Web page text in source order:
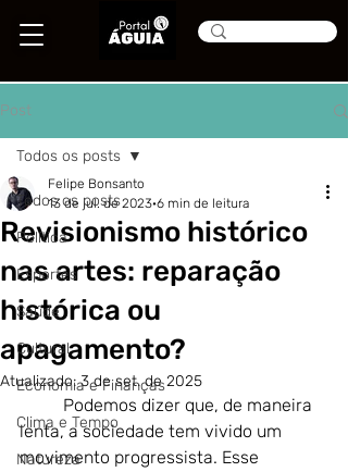
Post
Todos os posts
Política
Esportes
Saúde
Cultural
Economia e Finanças
Clima e Tempo
Natureza
Todos os posts
Revisionismo histórico
nas artes: reparação
histórica ou
apagamento?
Felipe Bonsanto
13 de jul. de 2023 6 min de leitura
Atualizado:3 de set. de 2025
lenta, a sociedade tem vivido um
movimento progressista. Esse